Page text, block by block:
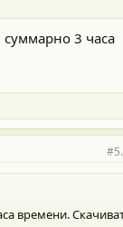
3 часа
времени.